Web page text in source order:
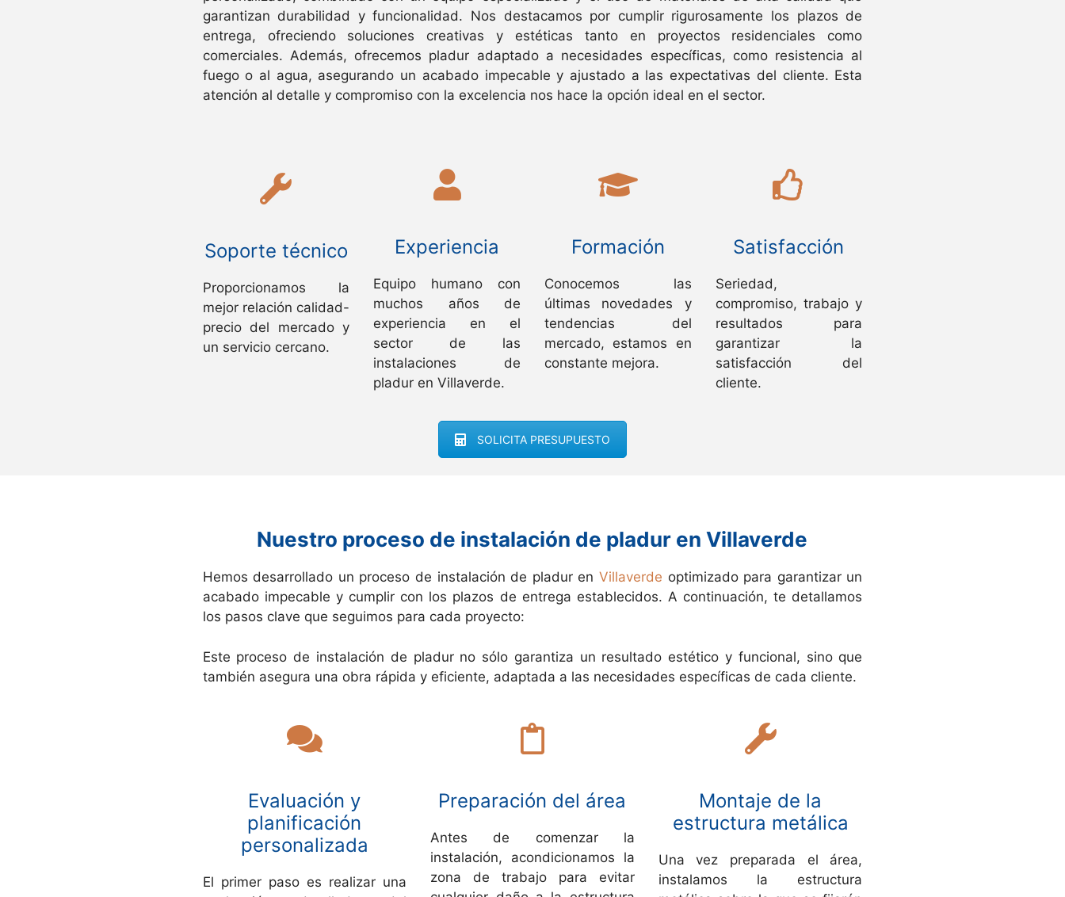
garantizan durabilidad y funcionalidad. Nos destacamos por cumplir rigurosamente los plazos de
entrega, ofreciendo soluciones creativas y estéticas tanto en proyectos residenciales como
comerciales. Además, ofrecemos pladur adaptado a necesidades específicas, como resistencia al
fuego o al agua, asegurando un acabado impecable y ajustado a las expectativas del cliente. Esta
atención al detalle y compromiso con la excelencia nos hace la opción ideal en el sector.
Soporte técnico
Proporcionamos la
mejor relación calidad-
precio del mercado y
un servicio cercano.
Experiencia
Equipo humano con
muchos años de
experiencia en el
sector de las
instalaciones de
pladur en Villaverde.
Formación
Conocemos las
últimas novedades y
tendencias del
mercado, estamos en
constante mejora.
Satisfacción
Seriedad,
compromiso, trabajo y
resultados para
garantizar la
satisfacción del
cliente.
SOLICITA PRESUPUESTO
Nuestro proceso de instalación de pladur en Villaverde
Hemos desarrollado un proceso de instalación de pladur en Villaverde optimizado para garantizar un
acabado impecable y cumplir con los plazos de entrega establecidos. A continuación, te detallamos
los pasos clave que seguimos para cada proyecto:
Este proceso de instalación de pladur no sólo garantiza un resultado estético y funcional, sino que
también asegura una obra rápida y eficiente, adaptada a las necesidades específicas de cada cliente.
Evaluación y
planificación
personalizada
El primer paso es realizar una
Preparación del área
Antes de comenzar la
instalación, acondicionamos la
zona de trabajo para evitar
Montaje de la
estructura metálica
Una vez preparada el área,
instalamos la estructura